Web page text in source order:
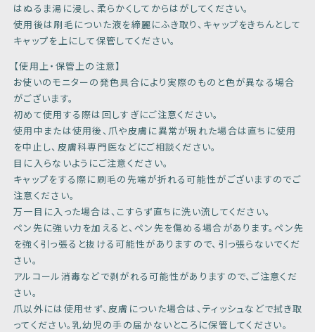
はぬるま湯に浸し、柔らかくしてからはがしてください。
使用後は刷毛についた液を締麗にふき取り、キャップをきちんとして
キャップを上にして保管してください。
【使用上・保管上の注意】
お使いのモニターの発色具合により実際のものと色が異なる場合
がございます。
初めて使用する際は回しすぎにご注意ください。
使用中または使用後、爪や皮膚に異常が現れた場合は直ちに使用
を中止し、皮膚科専門医などにご相談ください。
目に入らないようにご注意ください。
キャップをする際に刷毛の先端が折れる可能性がございますのでご
注意ください。
万一目に入った場合は、こすらず直ちに洗い流してください。
ペン先に強い力を加えると、ペン先を傷める場合があります。ペン先
を強く引っ張ると抜ける可能性がありますので、引っ張らないでくだ
さい。
アルコール消毒などで剥がれる可能性がありますので、ご注意くだ
さい。
爪以外には使用せず、皮膚についた場合は、ティッシュなどで拭き取
ってください。乳幼児の手の届かないところに保管してください。